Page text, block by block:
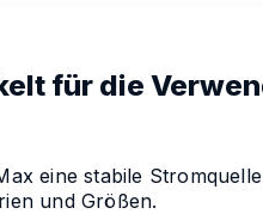
für die
eine stabile
und Größen.